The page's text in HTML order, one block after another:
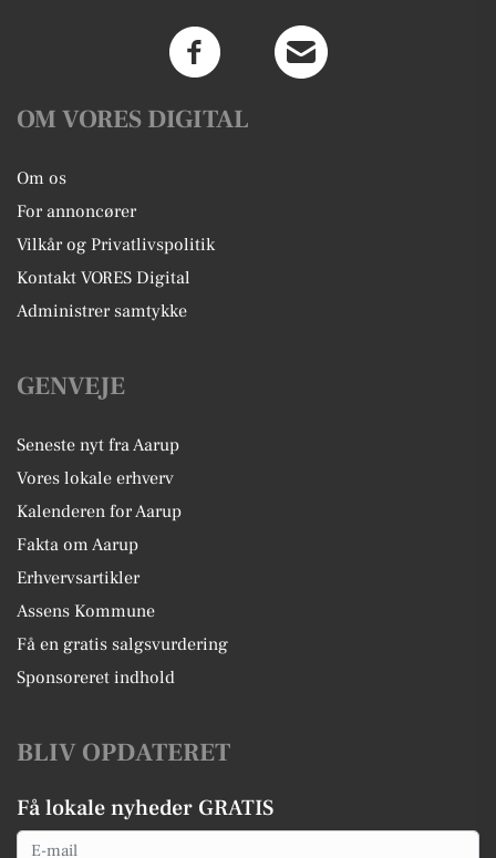
OM VORES DIGITAL
Om os
For annoncører
Vilkår og Privatlivspolitik
Kontakt VORES Digital
Administrer samtykke
GENVEJE
Seneste nyt fra Aarup
Vores lokale erhverv
Kalenderen for Aarup
Fakta om Aarup
Erhvervsartikler
Assens Kommune
Få en gratis salgsvurdering
Sponsoreret indhold
BLIV OPDATERET
Få lokale nyheder GRATIS
Email